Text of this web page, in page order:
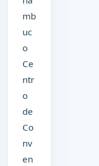
mb
uc
o
Ce
ntr
o
de
Co
nv
en